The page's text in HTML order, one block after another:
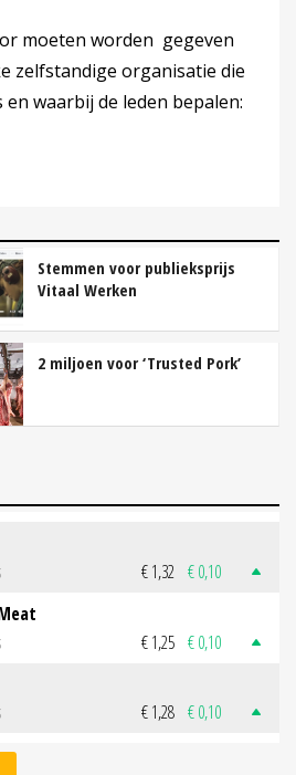
moeten worden gegeven
zelfstandige organisatie die
waarbij de leden bepalen:
Stemmen voor publieksprijs
Vitaal Werken
2 miljoen voor ‘Trusted Pork’
€ 1,32 € 0,10
€ 1,25 € 0,10
€ 1,28 € 0,10